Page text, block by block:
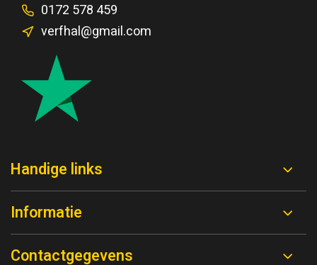
0172 578 459
verfhal@gmail.com
Handige links
Informatie
Contactgegevens